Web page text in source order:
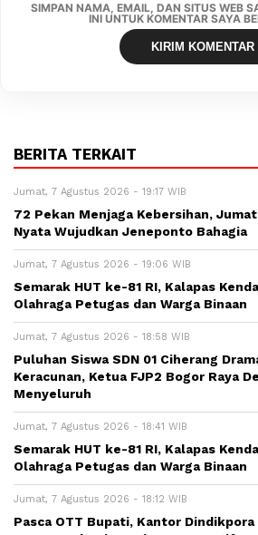
SIMPAN NAMA, EMAIL, DAN SITUS WEB
INI UNTUK KOMENTAR SAYA
BERITA TERKAIT
Jumat, 7 Agustus 2026 - 19:17 WIB
72 Pekan Menjaga Kebersihan,
Nyata Wujudkan Jeneponto Bahagia
Jumat, 7 Agustus 2026 - 19:06 WIB
Semarak HUT ke-81 RI, Kalapas
Olahraga Petugas dan Warga Binaan
Jumat, 7 Agustus 2026 - 18:58 WIB
Puluhan Siswa SDN 01 Ciherang
Keracunan, Ketua FJP2 Bogor Raya
Menyeluruh
Jumat, 7 Agustus 2026 - 18:41 WIB
Semarak HUT ke-81 RI, Kalapas
Olahraga Petugas dan Warga Binaan
Jumat, 7 Agustus 2026 - 18:12 WIB
Pasca OTT Bupati, Kantor